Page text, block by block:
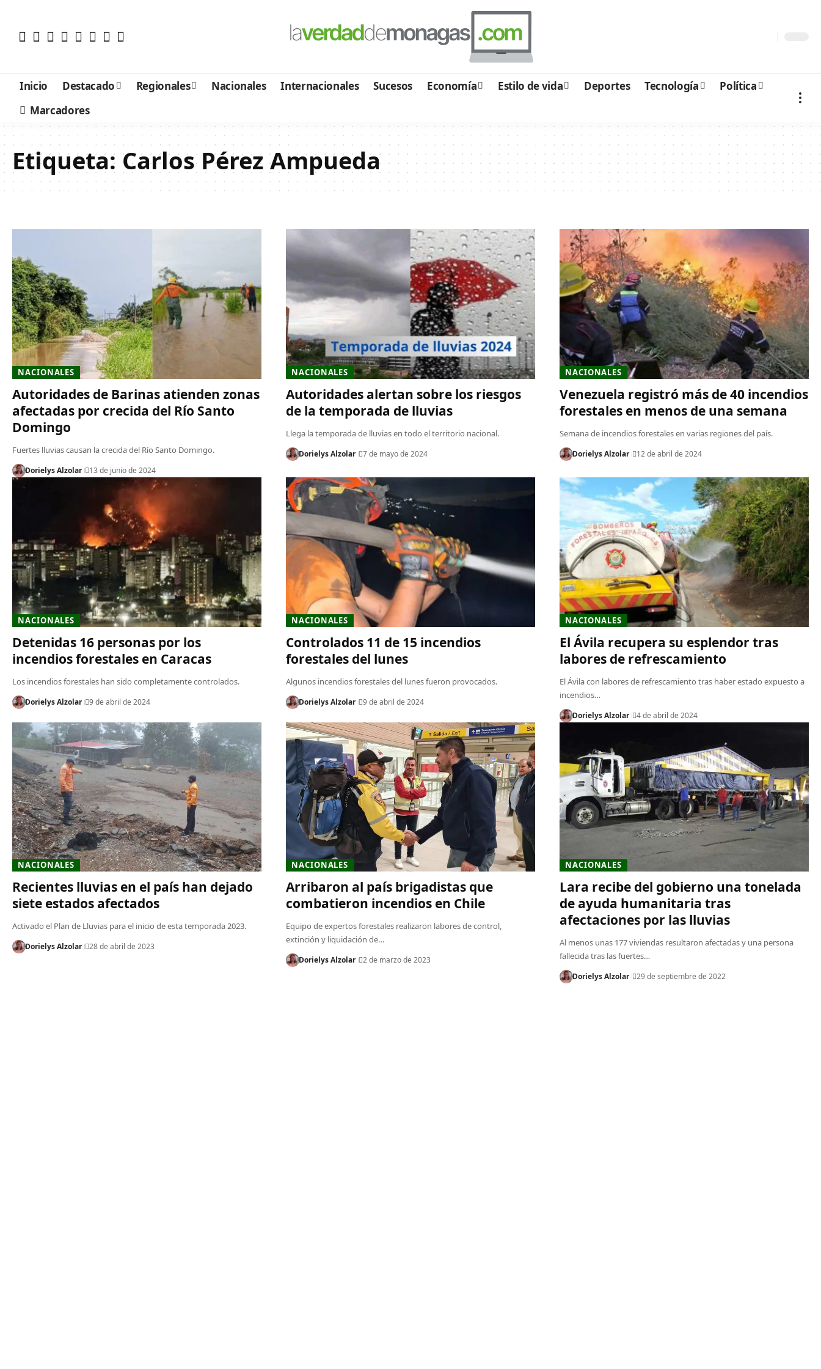
Inicio Destacado Regionales Nacionales Internacionales Sucesos Economía Estilo de vida Deportes Tecnología
Política
Marcadores
Etiqueta: Carlos Pérez Ampueda
NACIONALES
Autoridades de Barinas atienden zonas
afectadas por crecida del Río Santo
Domingo
Fuertes lluvias causan la crecida del Río Santo Domingo.
Dorielys Alzolar 13 de junio de 2024
NACIONALES
Autoridades alertan sobre los riesgos
de la temporada de lluvias
Llega la temporada de lluvias en todo el territorio nacional.
Dorielys Alzolar 7 de mayo de 2024
NACIONALES
Venezuela registró más de 40 incendios
forestales en menos de una semana
Semana de incendios forestales en varias regiones del país.
Dorielys Alzolar 12 de abril de 2024
NACIONALES
Detenidas 16 personas por los
incendios forestales en Caracas
Los incendios forestales han sido completamente controlados.
Dorielys Alzolar 9 de abril de 2024
NACIONALES
Controlados 11 de 15 incendios
forestales del lunes
Algunos incendios forestales del lunes fueron provocados.
Dorielys Alzolar 9 de abril de 2024
NACIONALES
El Ávila recupera su esplendor tras
labores de refrescamiento
El Ávila con labores de refrescamiento tras haber estado expuesto a
incendios…
Dorielys Alzolar 4 de abril de 2024
NACIONALES
Recientes lluvias en el país han dejado
siete estados afectados
Activado el Plan de Lluvias para el inicio de esta temporada 2023.
Dorielys Alzolar 28 de abril de 2023
NACIONALES
Arribaron al país brigadistas que
combatieron incendios en Chile
Equipo de expertos forestales realizaron labores de control,
extinción y liquidación de…
Dorielys Alzolar 2 de marzo de 2023
NACIONALES
Lara recibe del gobierno una tonelada
de ayuda humanitaria tras
afectaciones por las lluvias
Al menos unas 177 viviendas resultaron afectadas y una persona
fallecida tras las fuertes…
Dorielys Alzolar 29 de septiembre de 2022